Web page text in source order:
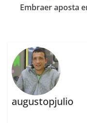
Embraer aposta
augustopjulio